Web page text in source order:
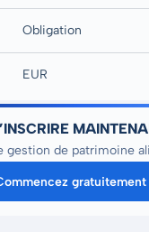
Obligation
EUR
gestion de patrimoine